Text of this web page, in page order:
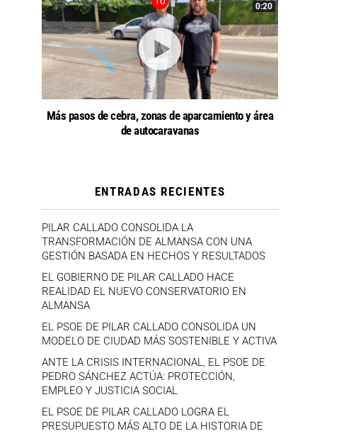
0:20
Más pasos de cebra, zonas de aparcamiento y área
de autocaravanas
ENTRADAS RECIENTES
PILAR CALLADO CONSOLIDA LA
TRANSFORMACIÓN DE ALMANSA CON UNA
GESTIÓN BASADA EN HECHOS Y RESULTADOS
EL GOBIERNO DE PILAR CALLADO HACE
REALIDAD EL NUEVO CONSERVATORIO EN
ALMANSA
EL PSOE DE PILAR CALLADO CONSOLIDA UN
MODELO DE CIUDAD MÁS SOSTENIBLE Y ACTIVA
ANTE LA CRISIS INTERNACIONAL, EL PSOE DE
PEDRO SÁNCHEZ ACTÚA: PROTECCIÓN,
EMPLEO Y JUSTICIA SOCIAL
EL PSOE DE PILAR CALLADO LOGRA EL
PRESUPUESTO MÁS ALTO DE LA HISTORIA DE